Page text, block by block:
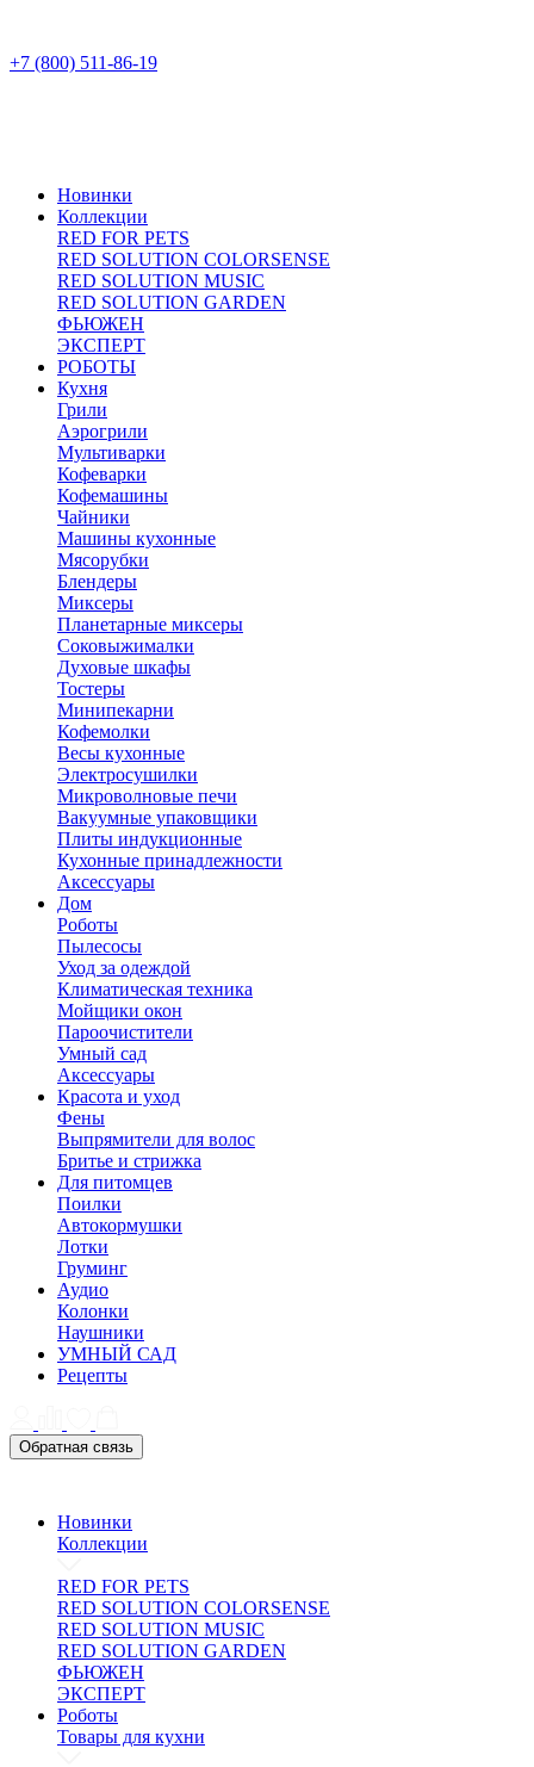
+7 (800) 511-86-19
Новинки
Коллекции
RED FOR PETS
RED SOLUTION COLORSENSE
RED SOLUTION MUSIC
RED SOLUTION GARDEN
ФЬЮЖЕН
ЭКСПЕРТ
РОБОТЫ
Кухня
Грили
Аэрогрили
Мультиварки
Кофеварки
Кофемашины
Чайники
Машины кухонные
Мясорубки
Блендеры
Миксеры
Планетарные миксеры
Соковыжималки
Духовые шкафы
Тостеры
Минипекарни
Кофемолки
Весы кухонные
Электросушилки
Микроволновые печи
Вакуумные упаковщики
Плиты индукционные
Кухонные принадлежности
Аксессуары
Дом
Роботы
Пылесосы
Уход за одеждой
Климатическая техника
Мойщики окон
Пароочистители
Умный сад
Аксессуары
Красота и уход
Фены
Выпрямители для волос
Бритье и стрижка
Для питомцев
Поилки
Автокормушки
Лотки
Груминг
Аудио
Колонки
Наушники
УМНЫЙ САД
Рецепты
Обратная связь
Новинки
Коллекции
RED FOR PETS
RED SOLUTION COLORSENSE
RED SOLUTION MUSIC
RED SOLUTION GARDEN
ФЬЮЖЕН
ЭКСПЕРТ
Роботы
Товары для кухни